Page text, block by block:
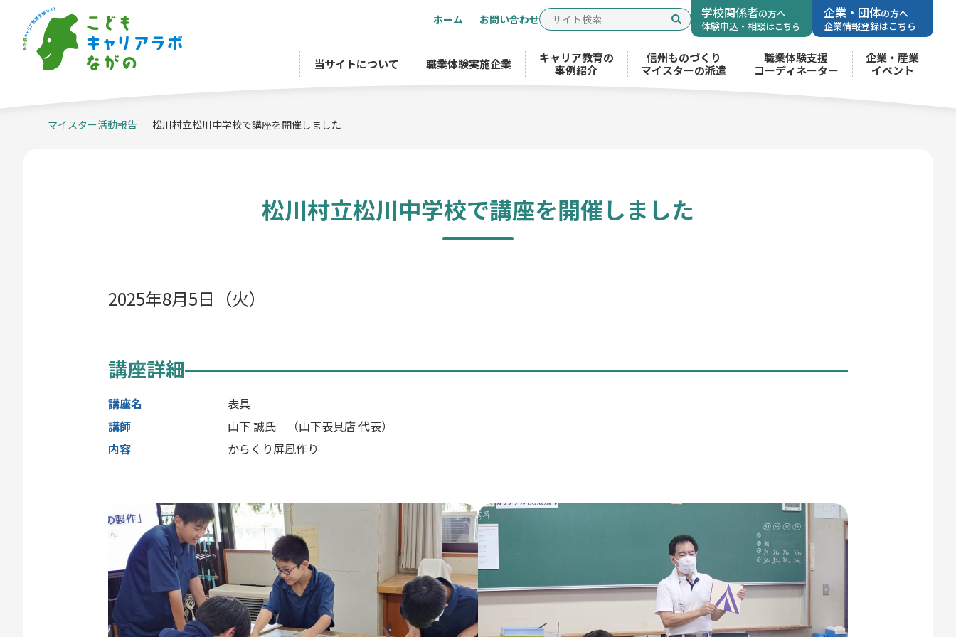
ホーム お問い合わせ 学校関係者の方へ
体験申込・相談はこちら
企業・団体の方へ
企業情報登録はこちら
当サイトについて 職業体験実施企業
キャリア教育の
事例紹介
信州ものづくり
マイスターの派遣
職業体験支援
コーディネーター
企業・産業
イベント
マイスター活動報告 松川村立松川中学校で講座を開催しました
松川村立松川中学校で講座を開催しました
2025年8月5日（火）
講座詳細
講座名
表具
講師
山下 誠氏 （山下表具店 代表）
内容
からくり屏風作り